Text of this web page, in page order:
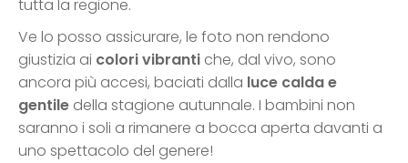
tutta la regione.
Ve lo posso assicurare, le foto non rendono
giustizia ai colori vibranti che, dal vivo, sono
ancora più accesi, baciati dalla luce calda e
gentile della stagione autunnale. I bambini non
saranno i soli a rimanere a bocca aperta davanti a
uno spettacolo del genere!